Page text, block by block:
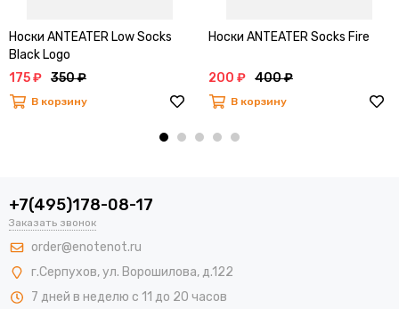
Носки ANTEATER Low Socks
Black Logo
175 ₽ 350 ₽
В корзину
Носки ANTEATER Socks Fire
200 ₽ 400 ₽
В корзину
+7(495)178-08-17
Заказать звонок
order@enotenot.ru
г.Серпухов, ул. Ворошилова, д.122
7 дней в неделю с 11 до 20 часов